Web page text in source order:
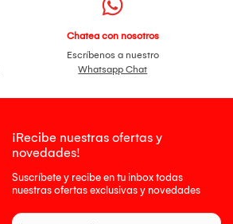
Chatea con nosotros
Escríbenos a nuestro
Whatsapp Chat
¡Recibe nuestras ofertas y
novedades!
Suscríbete y recibe en tu inbox todas
nuestras ofertas exclusivas y novedades